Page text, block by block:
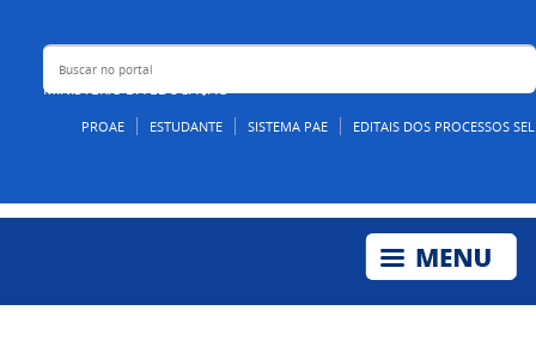
MINISTÉRIO DA EDUCAÇÃO
PROAE ESTUDANTE SISTEMA PAE EDITAIS DOS PROCESSOS